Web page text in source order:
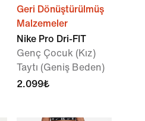
Geri Dönüştürülmüş
Malzemeler
Nike Pro Dri-FIT
Genç Çocuk (Kız)
Taytı (Geniş Beden)
2.099₺